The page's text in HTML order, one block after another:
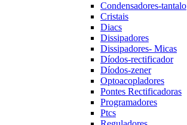
Condensadores-tantalo
Cristais
Diacs
Dissipadores
Dissipadores- Micas
Díodos-rectificador
Díodos-zener
Optoacopladores
Pontes Rectificadoras
Programadores
Ptcs